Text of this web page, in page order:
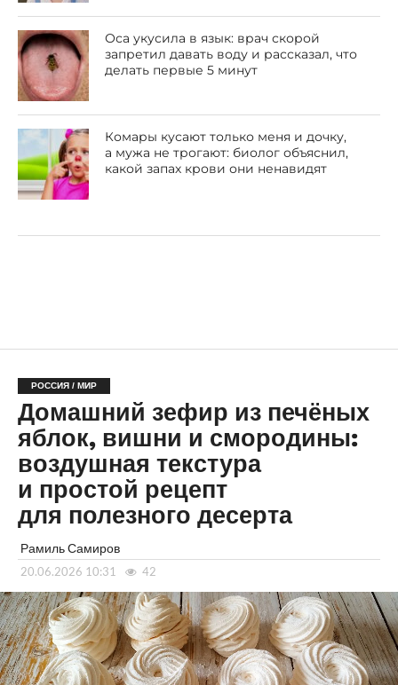
Оса укусила в язык: врач скорой
запретил давать воду и рассказал, что
делать первые 5 минут
Комары кусают только меня и дочку,
а мужа не трогают: биолог объяснил,
какой запах крови они ненавидят
РОССИЯ / МИР
Домашний зефир из печёных
яблок, вишни и смородины:
воздушная текстура
и простой рецепт
для полезного десерта
Рамиль Самиров
20.06.2026 10:31 42